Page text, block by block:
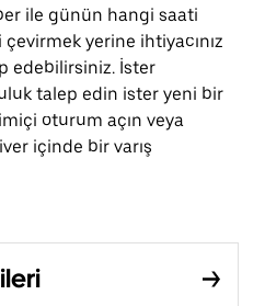
ile günün hangi saati
yerine ihtiyacınız
edebilirsiniz. İster
talep edin ister yeni bir
oturum açın veya
içinde bir varış